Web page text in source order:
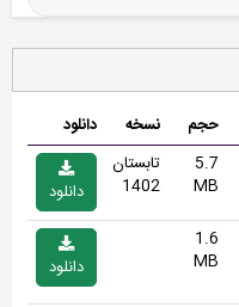
حجم نسخه
دانلود
5.7
MB
تابستان
1402
دانلود
1.6
MB
دانلود